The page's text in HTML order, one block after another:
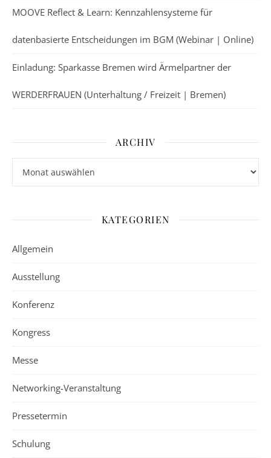
MOOVE Reflect & Learn: Kennzahlensysteme für
datenbasierte Entscheidungen im BGM (Webinar | Online)
Einladung: Sparkasse Bremen wird Ärmelpartner der
WERDERFRAUEN (Unterhaltung / Freizeit | Bremen)
ARCHIV
KATEGORIEN
Allgemein
Ausstellung
Konferenz
Kongress
Messe
Networking-Veranstaltung
Pressetermin
Schulung